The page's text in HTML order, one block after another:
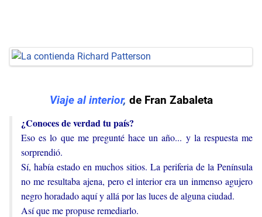
Viaje al interior, de Fran Zabaleta
¿Conoces de verdad tu país?
Eso es lo que me pregunté hace un año... y la respuesta me
sorprendió.
Sí, había estado en muchos sitios. La periferia de la Península
no me resultaba ajena, pero el interior era un inmenso agujero
negro horadado aquí y allá por las luces de alguna ciudad.
Así que me propuse remediarlo.